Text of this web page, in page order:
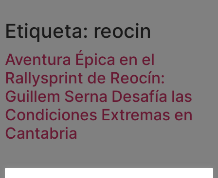
Etiqueta: reocin
Aventura Épica en el
Rallysprint de Reocín:
Guillem Serna Desafía las
Condiciones Extremas en
Cantabria